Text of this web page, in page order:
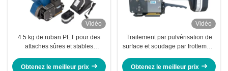
Vidéo
4.5 kg de ruban PET pour des
attaches sûres et stables
Obtenez le meilleur prix
Vidéo
Traitement par pulvérisation de
surface et soudage par frottement
0,04 pouce
Obtenez le meilleur prix